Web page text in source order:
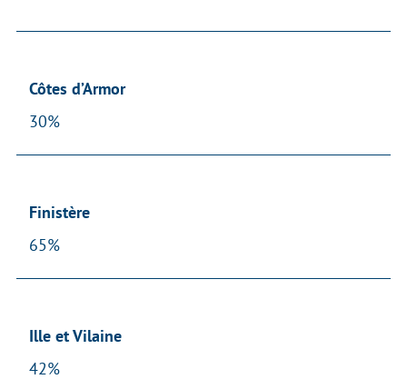
Côtes d’Armor
30%
Finistère
65%
Ille et Vilaine
42%